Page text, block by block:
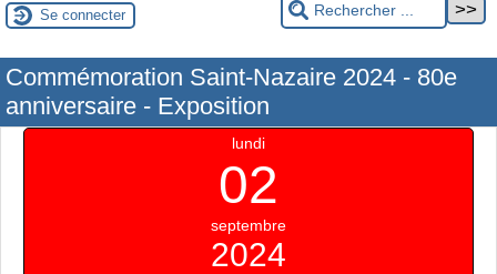
Se connecter
Commémoration Saint-Nazaire 2024 - 80e
anniversaire - Exposition
lundi
02
septembre
2024